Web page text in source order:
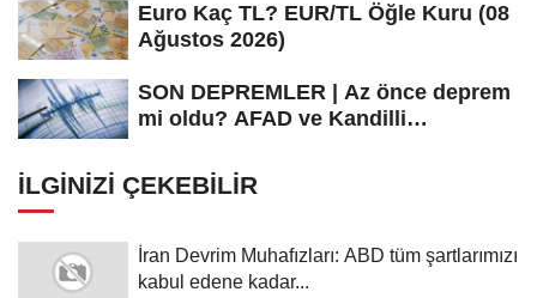
Euro Kaç TL? EUR/TL Öğle Kuru (08
Ağustos 2026)
SON DEPREMLER | Az önce deprem
mi oldu? AFAD ve Kandilli
İLGINIZI ÇEKEBILIR
İran Devrim Muhafızları: ABD tüm şartlarımızı
kabul edene kadar...